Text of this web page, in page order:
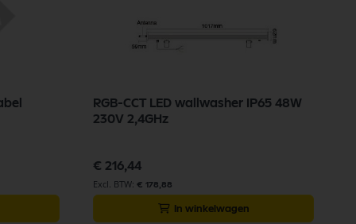
RGB-CCT LED wallwasher IP65 48W
230V 2,4GHz
€ 216,44
€ 178,88
In winkelwagen